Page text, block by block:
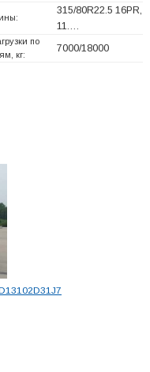
315/80R22.5 16PR,
11.…
по
кг:
7000/18000